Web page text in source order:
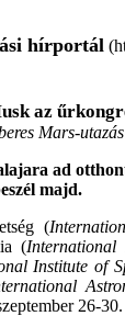
hírportál
az
Mars-
ad
majd.
(
(International
Institute of
26-